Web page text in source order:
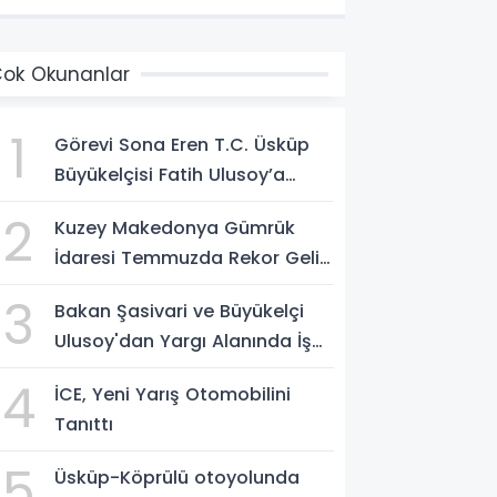
Okunanlar
1
Görevi Sona Eren T.C. Üsküp
Büyükelçisi Fatih Ulusoy’a
Düzenlendi
2
Kuzey Makedonya Gümrük
İdaresi Temmuzda Rekor Gelir
3
Bakan Şasivari ve Büyükelçi
Ulusoy'dan Yargı Alanında İş
4
İCE, Yeni Yarış Otomobilini
Tanıttı
Üsküp-Köprülü otoyolunda